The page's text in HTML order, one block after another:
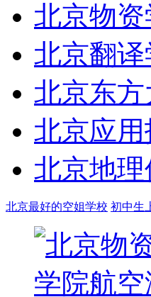
北京物
北京翻
北京东
北京应
北京地
北京最好的空姐学校 初中生